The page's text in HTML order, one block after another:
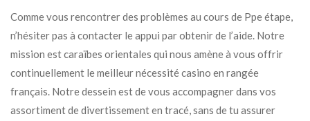
Comme vous rencontrer des problèmes au cours de Ppe étape,
n’hésiter pas à contacter le appui par obtenir de l’aide. Notre
mission est caraïbes orientales qui nous amène à vous offrir
continuellement le meilleur nécessité casino en rangée
français. Notre dessein est de vous accompagner dans vos
assortiment de divertissement en tracé, sans de tu assurer